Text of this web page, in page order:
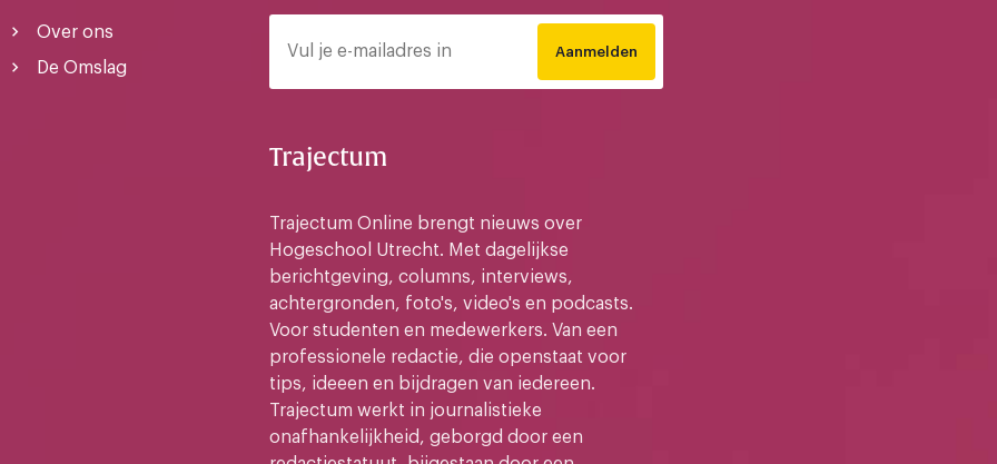
Over ons
De Omslag
Aanmelden
Trajectum
Trajectum Online brengt nieuws over
Hogeschool Utrecht. Met dagelijkse
berichtgeving, columns, interviews,
achtergronden, foto's, video's en podcasts.
Voor studenten en medewerkers. Van een
professionele redactie, die openstaat voor
tips, ideeen en bijdragen van iedereen.
Trajectum werkt in journalistieke
onafhankelijkheid, geborgd door een